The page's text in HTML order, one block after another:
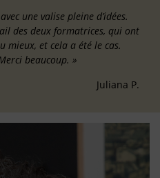
une valise pleine d’idées.
des deux formatrices, qui ont
mieux, et cela a été le cas.
beaucoup. »
Juliana P.